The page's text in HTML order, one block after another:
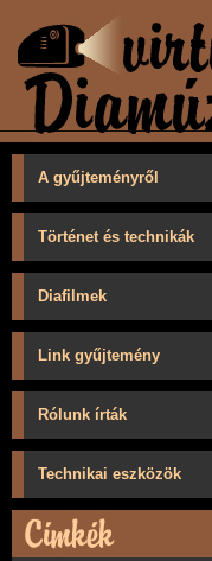
A gyűjteményről
Történet és technikák
Diafilmek
Link gyűjtemény
Rólunk írták
Technikai eszközök